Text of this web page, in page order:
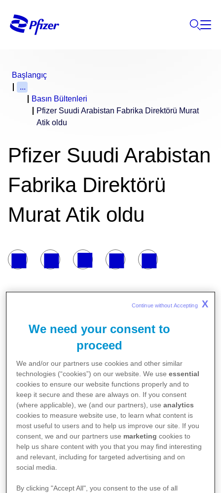
Başlangıç
...
Basın Bültenleri
Pfizer Suudi Arabistan Fabrika Direktörü Murat
Atik oldu
Pfizer Suudi Arabistan
Fabrika Direktörü
Murat Atik oldu
Pfizer ailesine 2006 yılında katılan Murat Atik,
Pfizer Suudi Arabistan Fabrika Direktörü olarak
atandı. Yeni pozisyonu öncesinde görevine
2018 yılından bu yana Yerel Pazarlar Üretim ve
Tedarik Operasyonları Destek Direktörü olarak
devam eden Atik, şimdiye kadar Pfizer
bünyesinde Pfizer Global Tedarik IT Uzmanı ve
IT Koordinatörü, Üretim ve İthal Ürün Planlama
Müdürü, İş Geliştirme Müdürü, Yerel Pazarlar
Üretim ve Tedarik Operasyonları Destek
Direktörü gibi önemli görevler üstlendi.
We need your consent to
proceed
We and/or our partners use cookies and other similar
technologies (“cookies”) on our website. We useessential
cookies to ensure our website functions properly and to
keep it secure and these are always on. If you consent
(where applicable), we (and our partners), useanalytics
cookies to measure website use, to learn what content is
most useful to users and to help us improve our site. If you
consent, we and our partners use marketing cookies to
help us share content with you that you may find interesting
and relevant, including for targeted advertising and on
social media.
By clicking "Accept All", you consent to the use of all
Continue without Accepting X